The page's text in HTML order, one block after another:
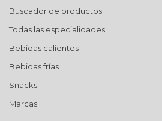
Buscador de productos
Todas las especialidades
Bebidas calientes
Bebidas frías
Snacks
Marcas